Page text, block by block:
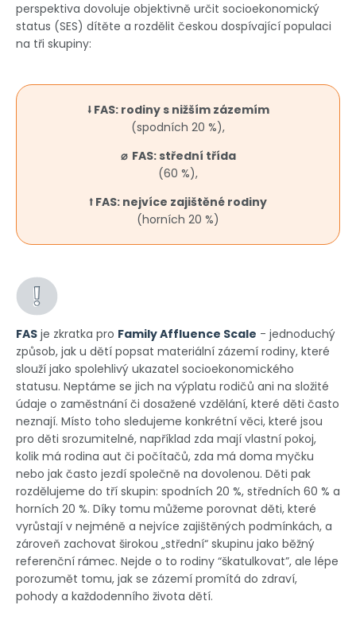
perspektiva dovoluje objektivně určit socioekonomický
status (SES) dítěte a rozdělit českou dospívající populaci
na tři skupiny:
⭣ FAS: rodiny s nižším zázemím
(spodních 20 %),
⌀ FAS: střední třída
(60 %),
⭡ FAS: nejvíce zajištěné rodiny
(horních 20 %)
FAS je zkratka pro Family Affluence Scale - jednoduchý
způsob, jak u dětí popsat materiální zázemí rodiny, které
slouží jako spolehlivý ukazatel socioekonomického
statusu. Neptáme se jich na výplatu rodičů ani na složité
údaje o zaměstnání či dosažené vzdělání, které děti často
neznají. Místo toho sledujeme konkrétní věci, které jsou
pro děti srozumitelné, například zda mají vlastní pokoj,
kolik má rodina aut či počítačů, zda má doma myčku
nebo jak často jezdí společně na dovolenou. Děti pak
rozdělujeme do tří skupin: spodních 20 %, středních 60 % a
horních 20 %. Díky tomu můžeme porovnat děti, které
vyrůstají v nejméně a nejvíce zajištěných podmínkách, a
zároveň zachovat širokou „střední“ skupinu jako běžný
referenční rámec. Nejde o to rodiny “škatulkovat”, ale lépe
porozumět tomu, jak se zázemí promítá do zdraví,
pohody a každodenního života dětí.